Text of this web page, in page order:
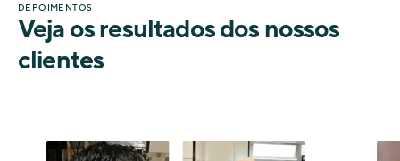
DEPOIMENTOS
Veja os resultados dos nossos
clientes